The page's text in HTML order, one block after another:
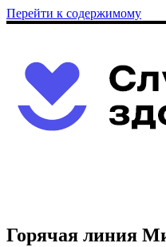
Перейти к содержимому
Горячая линия